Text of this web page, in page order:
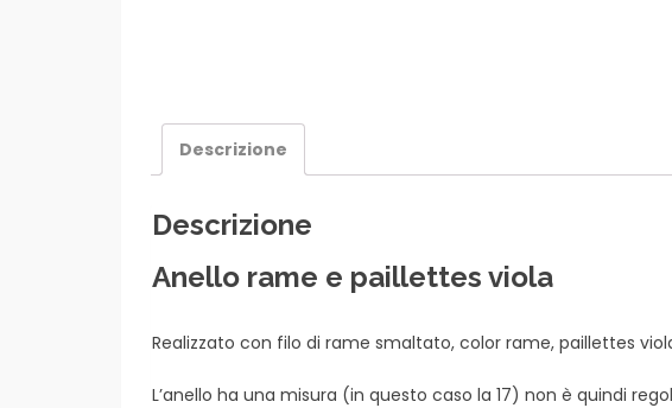
Descrizione
Descrizione
Anello rame e paillettes viola
Realizzato con filo di rame smaltato, color rame, paillettes
L’anello ha una misura (in questo caso la 17) non è quindi